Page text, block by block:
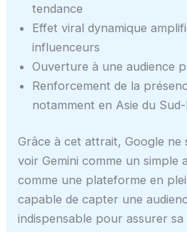
tendance
Effet viral dynamique
influenceurs
Ouverture à une audience
Renforcement de la
notamment en Asie du Sud-
Grâce à cet attrait, Google ne
voir Gemini comme un simple
comme une plateforme en
capable de capter une
indispensable pour assurer